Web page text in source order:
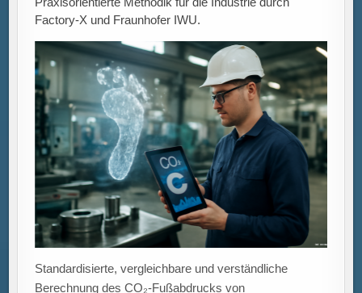
Gezielte Förderprogramme stärken grüne
Innovationen: Unterstützung für umweltfreundliche
Technologien trifft unterschiedlichen Innovationsbedarf.